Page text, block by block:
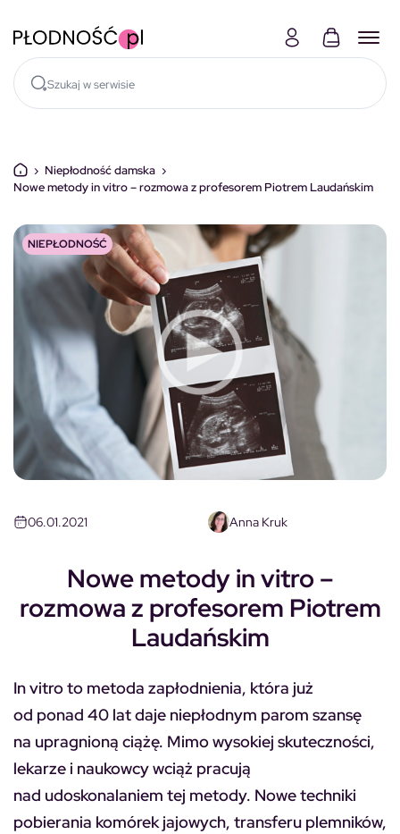
› Niepłodność damska ›
Nowe metody in vitro – rozmowa z profesorem Piotrem Laudańskim
NIEPŁODNOŚĆ
06.01.2021 Anna Kruk
Nowe metody in vitro –
rozmowa z profesorem Piotrem
Laudańskim
In vitro to metoda zapłodnienia, która już
od ponad 40 lat daje niepłodnym parom szansę
na upragnioną ciążę. Mimo wysokiej skuteczności,
lekarze i naukowcy wciąż pracują
nad udoskonalaniem tej metody. Nowe techniki
pobierania komórek jajowych, transferu plemników,